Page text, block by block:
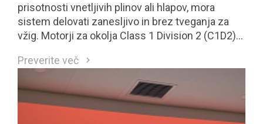
prisotnosti vnetljivih plinov ali hlapov, mora
sistem delovati zanesljivo in brez tveganja za
vžig. Motorji za okolja Class 1 Division 2 (C1D2)
Preverite več